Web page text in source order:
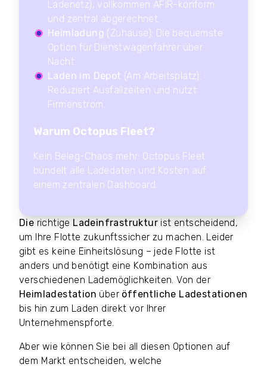
Ladenetz), vollkommen AFIR-konform
und zentral abgerechnet.
Heimladung (Zuhause): Die bequemste
Option für Dienstwagenfahrer über
Nacht.
Laden im Depot (Am Arbeitsplatz):
Reduziert Ausfallzeiten und nutzt
Firmenstrom.
Warum Octopus Fleet?
Kein Beleg-Chaos mehr: Octopus Fleet
bündelt alle Ladedaten und Kosten auf
einem zentralen Dashboard.
Die richtige Ladeinfrastruktur ist entscheidend,
um Ihre Flotte zukunftssicher zu machen. Leider
gibt es keine Einheitslösung – jede Flotte ist
anders und benötigt eine Kombination aus
verschiedenen Lademöglichkeiten. Von der
Heimladestation über öffentliche Ladestationen
bis hin zum Laden direkt vor Ihrer
Unternehmenspforte.
Aber wie können Sie bei all diesen Optionen auf
dem Markt entscheiden, welche